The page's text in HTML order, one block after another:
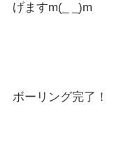
げますm(_ _)m
ボーリング完了！